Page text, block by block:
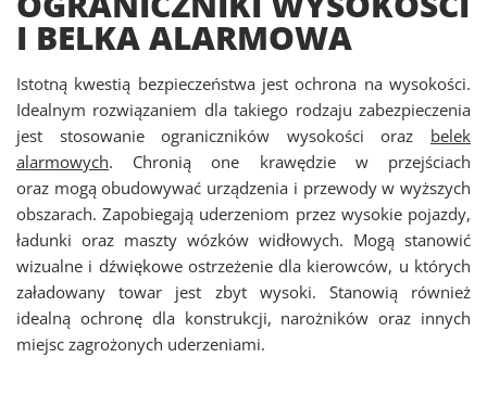
I BELKA ALARMOWA
Istotną kwestią bezpieczeństwa jest ochrona na wysokości.
Idealnym rozwiązaniem dla takiego rodzaju zabezpieczenia
jest stosowanie ograniczników wysokości oraz belek
alarmowych. Chronią one krawędzie w przejściach
oraz mogą obudowywać urządzenia i przewody w wyższych
obszarach. Zapobiegają uderzeniom przez wysokie pojazdy,
ładunki oraz maszty wózków widłowych. Mogą stanowić
wizualne i dźwiękowe ostrzeżenie dla kierowców, u których
załadowany towar jest zbyt wysoki. Stanowią również
idealną ochronę dla konstrukcji, narożników oraz innych
miejsc zagrożonych uderzeniami.